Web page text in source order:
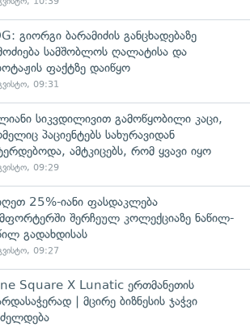
გიორგი ბარამიძის განცხადებაზე
სამშობლოს ღალატისა და
ფაქტზე დაიწყო
09:31
სიკვდილივით გამოწყობილი კაცი,
პაციენტებს სახურავიდან
ამტკიცებს, რომ ყვავი იყო
09:29
25%-იანი ფასდაკლება
შერჩეულ კოლექციაზე ნაწილ-
გადახდისას
09:27
Square X Lunatic ერთმანეთის
| მცირე ბიზნესის ჯაჭვი